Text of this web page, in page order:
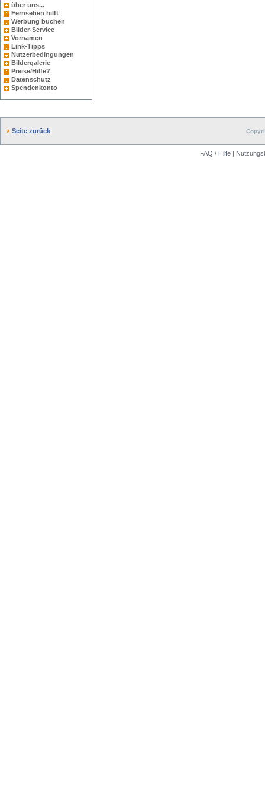
über uns...
Fernsehen hilft
Werbung buchen
Bilder-Service
Vornamen
Link-Tipps
Nutzerbedingungen
Bildergalerie
Preise/Hilfe?
Datenschutz
Spendenkonto
Seite zurück
FAQ / Hilfe|